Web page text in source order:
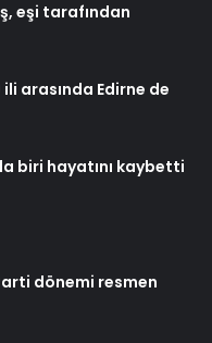
eşi tarafından
arasında Edirne de
biri hayatını kaybetti
dönemi resmen